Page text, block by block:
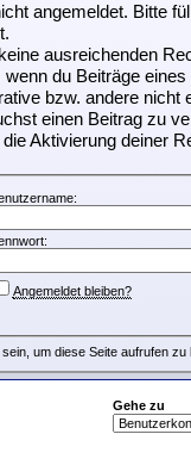
angemeldet. Bitte
ausreichenden
wenn du Beiträge
bzw. andere nicht
einen Beitrag zu
Aktivierung deiner
Angemeldet bleiben?
um diese Seite aufrufen zu
Gehe zu